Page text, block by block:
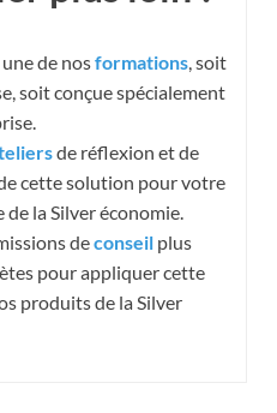
de nosformations , soit
soit conçue spécialement
de réflexion et de
cette solution pour votre
la Silver économie.
deconseil plus
pour appliquer cette
produits de la Silver